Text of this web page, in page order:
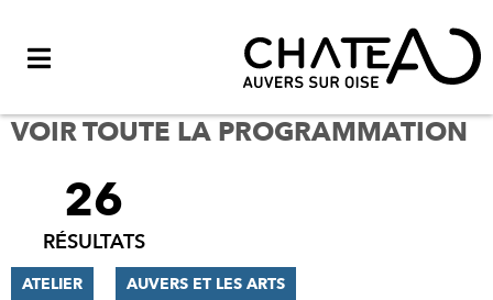
VOIR TOUTE LA PROGRAMMATION
FILTRER
RÉSULTATS
26
RÉSULTATS
ATELIER AUVERS ET LES ARTS